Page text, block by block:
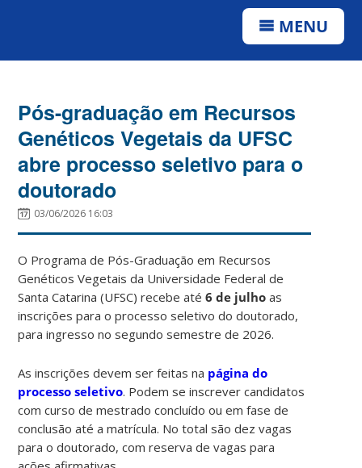
MENU
Pós-graduação em Recursos
Genéticos Vegetais da UFSC
abre processo seletivo para o
doutorado
03/06/2026 16:03
O Programa de Pós-Graduação em Recursos
Genéticos Vegetais da Universidade Federal de
Santa Catarina (UFSC) recebe até6 de julho as
inscrições para o processo seletivo do doutorado,
para ingresso no segundo semestre de 2026.
As inscrições devem ser feitas na página do
processo seletivo. Podem se inscrever candidatos
com curso de mestrado concluído ou em fase de
conclusão até a matrícula. No total são dez vagas
para o doutorado, com reserva de vagas para